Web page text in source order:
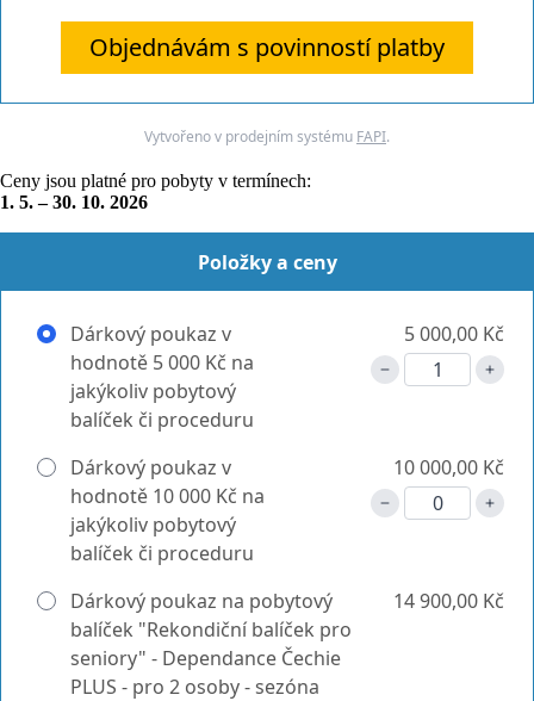
Objednávám s povinností platby
Vytvořeno v prodejním systému FAPI.
Ceny jsou platné pro pobyty v termínech:
1. 5. – 30. 10. 2026
Položky a ceny
Dárkový poukaz v
hodnotě 5 000 Kč na
jakýkoliv pobytový
balíček či proceduru
5 000,00 Kč
Dárkový poukaz v
hodnotě 10 000 Kč na
jakýkoliv pobytový
balíček či proceduru
10 000,00 Kč
Dárkový poukaz na pobytový
balíček "Rekondiční balíček pro
seniory" - Dependance Čechie
PLUS - pro 2 osoby - sezóna
14 900,00 Kč